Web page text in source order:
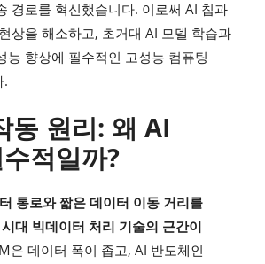
경로를 혁신했습니다. 이로써 AI 칩과
상을 해소하고, 초거대 AI 모델 학습과
능 향상에 필수적인 고성능 컴퓨팅
.
동 원리: 왜 AI
적일까?
통로와 짧은 데이터 이동 거리를
대 빅데이터 처리 기술의 근간이
은 데이터 폭이 좁고, AI 반도체인